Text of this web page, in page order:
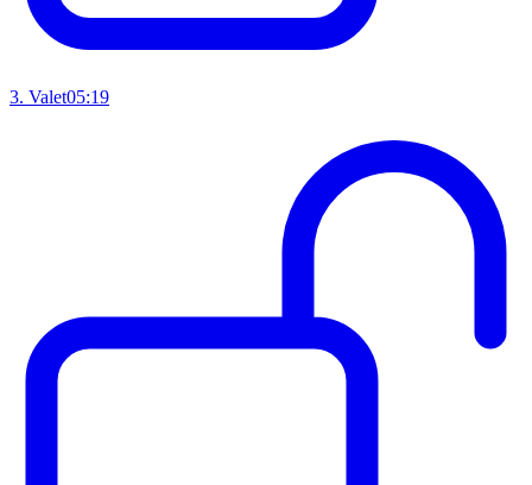
3. Valet05:19